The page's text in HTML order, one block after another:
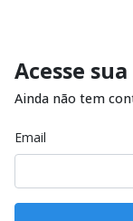
Acesse
Ainda não tem
Email